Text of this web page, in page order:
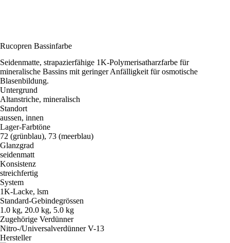
Rucopren Bassinfarbe
Seidenmatte, strapazierfähige 1K-Polymerisatharzfarbe für
mineralische Bassins mit geringer Anfälligkeit für osmotische
Blasenbildung.
Untergrund
Altanstriche, mineralisch
Standort
aussen, innen
Lager-Farbtöne
72 (grünblau), 73 (meerblau)
Glanzgrad
seidenmatt
Konsistenz
streichfertig
System
1K-Lacke, lsm
Standard-Gebindegrössen
1.0 kg, 20.0 kg, 5.0 kg
Zugehörige Verdünner
Nitro-/Universalverdünner V-13
Hersteller